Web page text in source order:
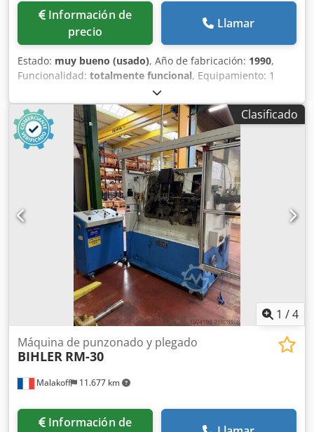
Información de
precio
Llamar
Estado: muy bueno (usado), Año de fabricación: 1990,
Funcionalidad: totalmente funcional, Equipamiento: 1
alimentador de pinza a la derecha 1 prensa excéntrica de
dos puntos de 90 kN Chsdpfx Agox Tuzcsdja 4 unidades
deslizantes estándar 1 unidad deslizante estrecha 1 eje de
control Ámbito de trabajo: Gama de espesores de alambre:
0,5 - 4,0 mm Ancho de banda: hasta 60 mm Longitud de
avance: hasta 270 mm Rendimiento: hasta 350/min
Clasificado
1 /4
Malakoff 11.677 km
Máquina de punzonado y plegado
BIHLER RM-30
Información de